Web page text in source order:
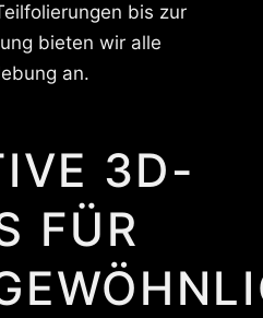
bis zur
bieten wir alle
an.
3D-
FÜR